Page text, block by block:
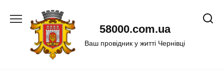
58000.com.ua
Ваш провідник у житті Чернівці